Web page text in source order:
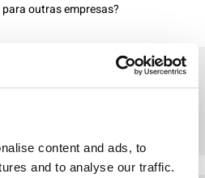
content and ads, to
and to analyse our traffic.
outras empresas?
Root Group - Estudo de
caso de sucesso do